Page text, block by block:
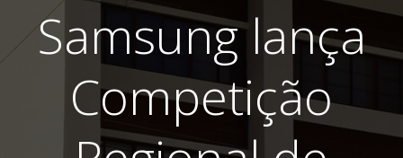
Samsung lança
Competição